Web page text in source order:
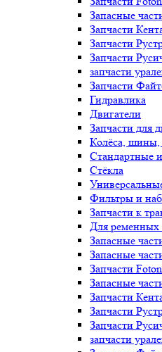
Запасные
Запчасти
Запчасти
Запчасти
запчасти
Запчасти
Гидравлика
Двигатели
Запчасти для
Колёса, шины,
Стандартные
Стёкла
Фильтры и
Запчасти к
Для ременных
Запасные
Запасные
Запчасти
Запасные
Запчасти
Запчасти
Запчасти
запчасти